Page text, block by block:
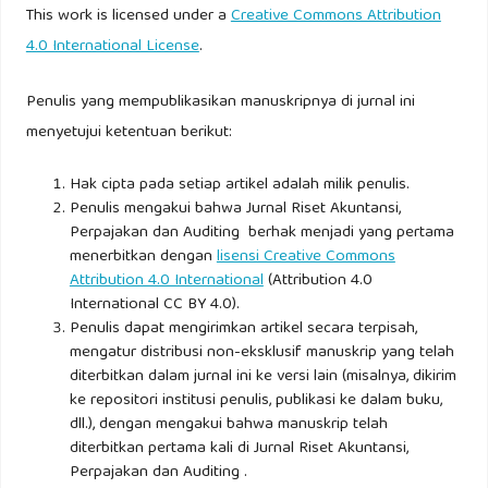
This work is licensed under aCreative Commons Attribution
4.0 International License.
Penulis yang mempublikasikan manuskripnya di jurnal ini
menyetujui ketentuan berikut:
Hak cipta pada setiap artikel adalah milik penulis.
Penulis mengakui bahwa Jurnal Riset Akuntansi,
Perpajakan dan Auditing berhak menjadi yang pertama
menerbitkan denganlisensi Creative Commons
Attribution 4.0 International(Attribution 4.0
International CC BY 4.0).
Penulis dapat mengirimkan artikel secara terpisah,
mengatur distribusi non-eksklusif manuskrip yang telah
diterbitkan dalam jurnal ini ke versi lain (misalnya, dikirim
ke repositori institusi penulis, publikasi ke dalam buku,
dll.), dengan mengakui bahwa manuskrip telah
diterbitkan pertama kali di Jurnal Riset Akuntansi,
Perpajakan dan Auditing .